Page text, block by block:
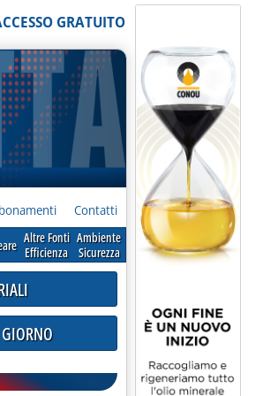
GRATUITO
Contatti
Altre Fonti
Efficienza
Ambiente
Sicurezza